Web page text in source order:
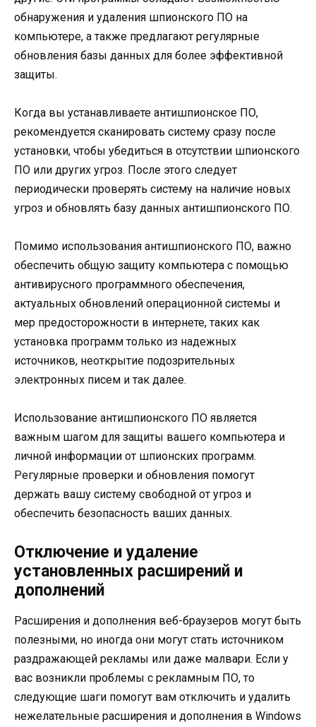
обнаружения и удаления шпионского ПО на
компьютере, а также предлагают регулярные
обновления базы данных для более эффективной
защиты.
Когда вы устанавливаете антишпионское ПО,
рекомендуется сканировать систему сразу после
установки, чтобы убедиться в отсутствии шпионского
ПО или других угроз. После этого следует
периодически проверять систему на наличие новых
угроз и обновлять базу данных антишпионского ПО.
Помимо использования антишпионского ПО, важно
обеспечить общую защиту компьютера с помощью
антивирусного программного обеспечения,
актуальных обновлений операционной системы и
мер предосторожности в интернете, таких как
установка программ только из надежных
источников, неоткрытие подозрительных
электронных писем и так далее.
Использование антишпионского ПО является
важным шагом для защиты вашего компьютера и
личной информации от шпионских программ.
Регулярные проверки и обновления помогут
держать вашу систему свободной от угроз и
обеспечить безопасность ваших данных.
Отключение и удаление
установленных расширений и
дополнений
Расширения и дополнения веб-браузеров могут быть
полезными, но иногда они могут стать источником
раздражающей рекламы или даже малвари. Если у
вас возникли проблемы с рекламным ПО, то
следующие шаги помогут вам отключить и удалить
нежелательные расширения и дополнения в Windows